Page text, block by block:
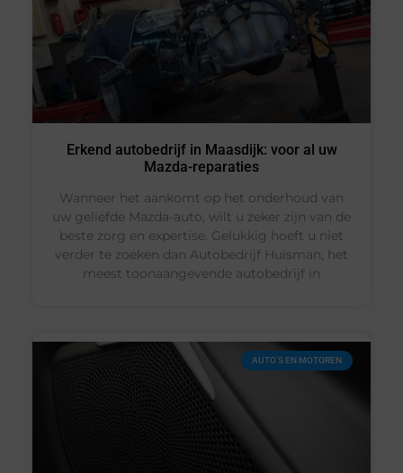
Erkend autobedrijf in Maasdijk: voor al uw
Mazda-reparaties
Wanneer het aankomt op het onderhoud van
uw geliefde Mazda-auto, wilt u zeker zijn van de
beste zorg en expertise. Gelukkig hoeft u niet
verder te zoeken dan Autobedrijf Huisman, het
meest toonaangevende autobedrijf in
AUTO’S EN MOTOREN